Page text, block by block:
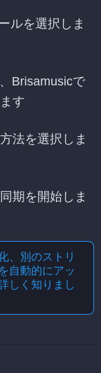
ルを選択しま
Brisamusicで
す
法を選択しま
期を開始しま
、別のストリ
自動的にアッ
しく知りまし